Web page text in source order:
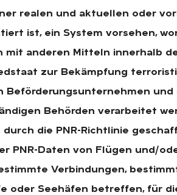
realen und aktuellen oder
ist, ein System vorsehen,
mit anderen Mitteln innerhalb
zur Bekämpfung
Beförderungsunternehmen
Behörden verarbeitet
durch die PNR-Richtlinie
PNR-Daten von Flügen und/
Verbindungen,
oder Seehäfen betreffen, für